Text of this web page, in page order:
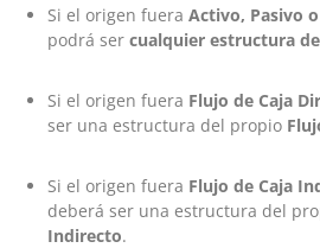
Si el origen fuera Activo, Pasivo
podrá ser cualquier estructura
Si el origen fuera Flujo de Caja
ser una estructura del propio
Si el origen fuera Flujo de Caja
deberá ser una estructura del
Indirecto.